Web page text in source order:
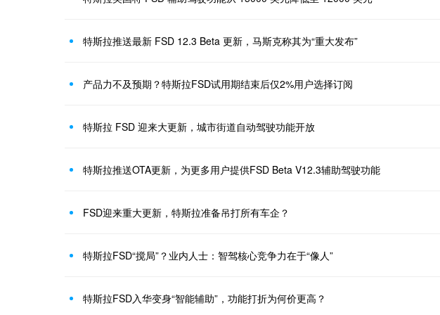
特斯拉推送最新 FSD 12.3 Beta 更新，马斯克称其为“重大发布”
产品力不及预期？特斯拉FSD试用期结束后仅2%用户选择订阅
特斯拉 FSD 迎来大更新，城市街道自动驾驶功能开放
特斯拉推送OTA更新，为更多用户提供FSD Beta V12.3辅助驾驶功能
FSD迎来重大更新，特斯拉准备吊打所有车企？
特斯拉FSD“搅局”？业内人士：智驾核心竞争力在于“像人”
特斯拉FSD入华变身“智能辅助”，功能打折为何价更高？